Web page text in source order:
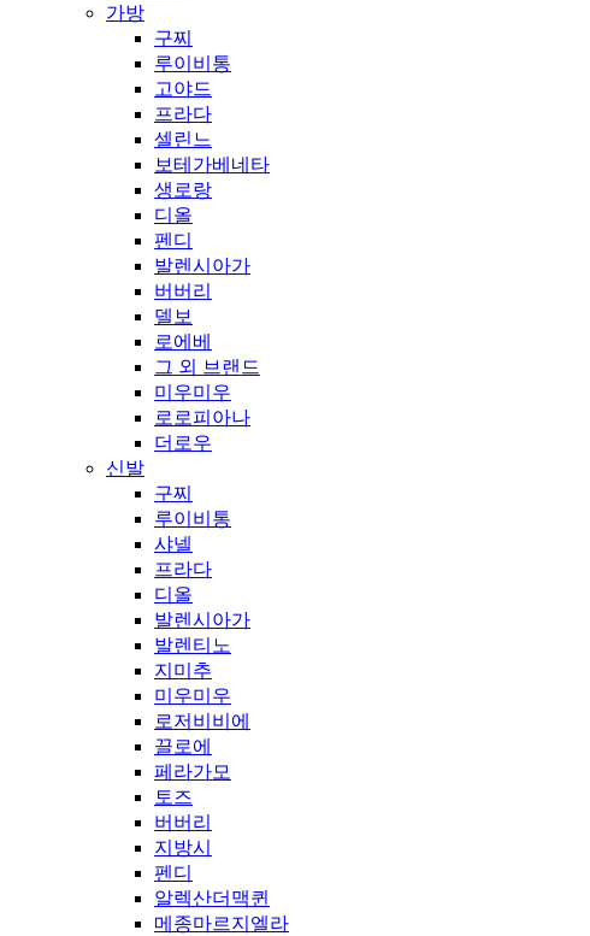
가방
구찌
루이비통
고야드
프라다
셀린느
보테가베네타
생로랑
디올
펜디
발렌시아가
버버리
델보
로에베
그 외 브랜드
미우미우
로로피아나
더로우
신발
구찌
루이비통
샤넬
프라다
디올
발렌시아가
발렌티노
지미추
미우미우
로저비비에
끌로에
페라가모
토즈
버버리
지방시
펜디
알렉산더맥퀸
메종마르지엘라